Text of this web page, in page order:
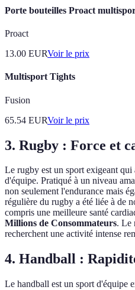
Porte bouteilles Proact
Proact
13.00 EURVoir le prix
Multisport Tights
Fusion
65.54 EURVoir le prix
3. Rugby : Force et
Le rugby est un sport exigeant
d'équipe. Pratiqué à un niveau
non seulement l'endurance mais
régulière du rugby a été liée à de
compris une meilleure santé
Millions de Consommateurs. Le
recherchent une activité intense
4. Handball :
Le handball est un sport d'équipe